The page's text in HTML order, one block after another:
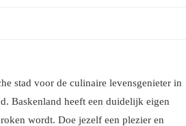
stad voor de culinaire levensgenieter in
Baskenland heeft een duidelijk eigen
wordt. Doe jezelf een plezier en